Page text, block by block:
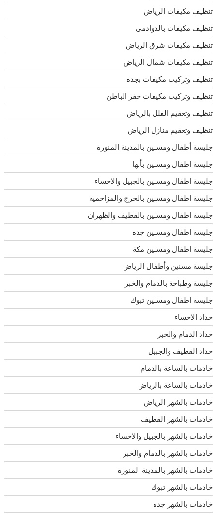
تنظيف مكيفات الرياض
تنظيف مكيفات بالدوادمى
تنظيف مكيفات شرق الرياض
تنظيف مكيفات شمال الرياض
تنظيف وتركيب مكيفات بجده
تنظيف وتركيب مكيفات حفر الباطن
تنظيف وتعقيم الفلل بالرياض
تنظيف وتعقيم منازل الرياض
جليسة أطفال ومسنين بالمدينة المنورة
جليسة اطفال ومسنين بأبها
جليسة اطفال ومسنين بالجبيل والاحساء
جليسة اطفال ومسنين بالخرج والمزاحميه
جليسة اطفال ومسنين بالقطيف والظهران
جليسة اطفال ومسنين جده
جليسة اطفال ومسنين مكة
جليسة مسنين وأطفال الرياض
جليسة وطباخة بالدمام والخبر
جليسه اطفال ومسنين تبوك
حداد الاحساء
حداد الدمام والخبر
حداد القطيف والجبيل
خادمات بالساعة بالدمام
خادمات بالساعة بالرياض
خادمات بالشهر الرياض
خادمات بالشهر القطيف
خادمات بالشهر بالجبيل والاحساء
خادمات بالشهر بالدمام والخبر
خادمات بالشهر بالمدينة المنورة
خادمات بالشهر تبوك
خادمات بالشهر جده